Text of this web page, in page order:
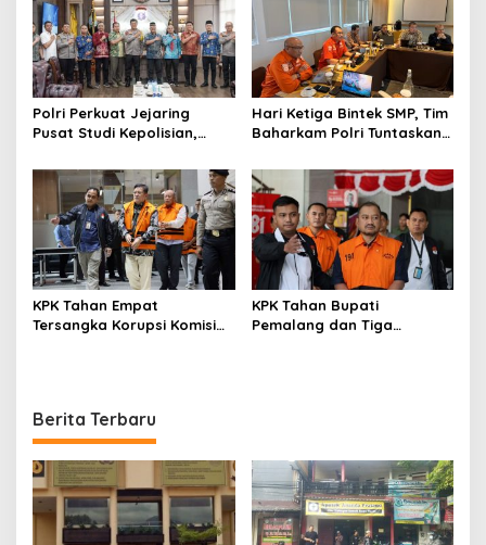
Polri Perkuat Jejaring
Pusat Studi Kepolisian,
Kebijakan dan Inovasi
Hari Ketiga Bintek SMP, Tim
Baharkam Polri Tuntaskan
Pengamanan Pertamina
Patra Niaga Jabar
KPK Tahan Empat
Tersangka Korupsi Komisi
KPK Tahan Bupati
Pemalang dan Tiga
Berita Terbaru